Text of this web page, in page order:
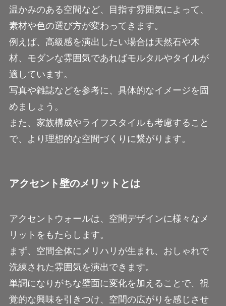
温かみのある空間など、目指す雰囲気によって、
素材や色の選び方が変わってきます。
例えば、高級感を演出したい場合は天然石や木
材、モダンな雰囲気であればモルタルやタイルが
適しています。
写真や雑誌などを参考に、具体的なイメージを固
めましょう。
また、家族構成やライフスタイルも考慮すること
で、より理想的な空間づくりに繋がります。
アクセント壁のメリットとは
アクセントウォールは、空間デザインに様々なメ
リットをもたらします。
まず、空間全体にメリハリが生まれ、おしゃれで
洗練された雰囲気を演出できます。
単調になりがちな壁面に変化を加えることで、視
覚的な興味を引きつけ、空間の広がりを感じさせ